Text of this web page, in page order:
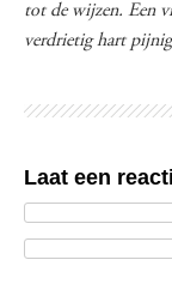
tot de wijzen. Een
verdrietig hart
Laat een